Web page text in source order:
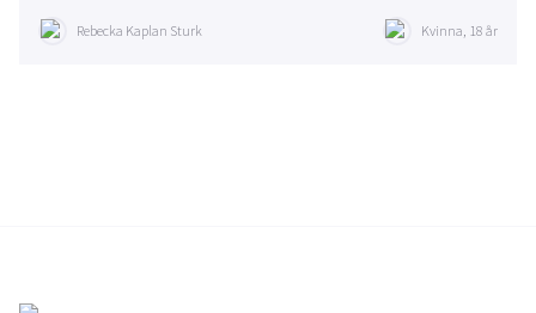
Rebecka Kaplan Sturk Kvinna, 18 år